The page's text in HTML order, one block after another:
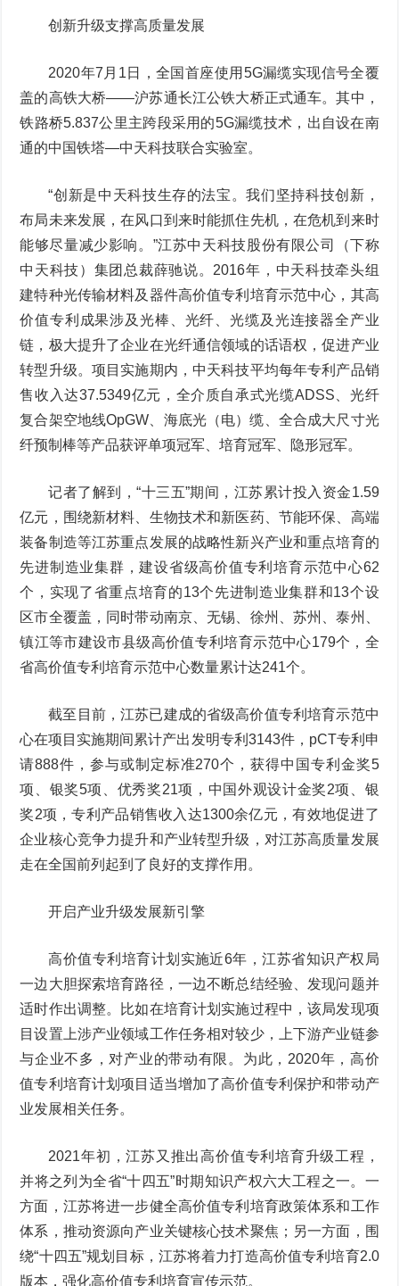
创新升级支撑高质量发展
2020年7月1日，全国首座使用5G漏缆实现信号全覆
盖的高铁大桥——沪苏通长江公铁大桥正式通车。其中，
铁路桥5.837公里主跨段采用的5G漏缆技术，出自设在南
通的中国铁塔—中天科技联合实验室。
“创新是中天科技生存的法宝。我们坚持科技创新，
布局未来发展，在风口到来时能抓住先机，在危机到来时
能够尽量减少影响。”江苏中天科技股份有限公司（下称
中天科技）集团总裁薛驰说。2016年，中天科技牵头组
建特种光传输材料及器件高价值专利培育示范中心，其高
价值专利成果涉及光棒、光纤、光缆及光连接器全产业
链，极大提升了企业在光纤通信领域的话语权，促进产业
转型升级。项目实施期内，中天科技平均每年专利产品销
售收入达37.5349亿元，全介质自承式光缆ADSS、光纤
复合架空地线OpGW、海底光（电）缆、全合成大尺寸光
纤预制棒等产品获评单项冠军、培育冠军、隐形冠军。
记者了解到，“十三五”期间，江苏累计投入资金1.59
亿元，围绕新材料、生物技术和新医药、节能环保、高端
装备制造等江苏重点发展的战略性新兴产业和重点培育的
先进制造业集群，建设省级高价值专利培育示范中心62
个，实现了省重点培育的13个先进制造业集群和13个设
区市全覆盖，同时带动南京、无锡、徐州、苏州、泰州、
镇江等市建设市县级高价值专利培育示范中心179个，全
省高价值专利培育示范中心数量累计达241个。
截至目前，江苏已建成的省级高价值专利培育示范中
心在项目实施期间累计产出发明专利3143件，pCT专利申
请888件，参与或制定标准270个，获得中国专利金奖5
项、银奖5项、优秀奖21项，中国外观设计金奖2项、银
奖2项，专利产品销售收入达1300余亿元，有效地促进了
企业核心竞争力提升和产业转型升级，对江苏高质量发展
走在全国前列起到了良好的支撑作用。
开启产业升级发展新引擎
高价值专利培育计划实施近6年，江苏省知识产权局
一边大胆探索培育路径，一边不断总结经验、发现问题并
适时作出调整。比如在培育计划实施过程中，该局发现项
目设置上涉产业领域工作任务相对较少，上下游产业链参
与企业不多，对产业的带动有限。为此，2020年，高价
值专利培育计划项目适当增加了高价值专利保护和带动产
业发展相关任务。
2021年初，江苏又推出高价值专利培育升级工程，
并将之列为全省“十四五”时期知识产权六大工程之一。一
方面，江苏将进一步健全高价值专利培育政策体系和工作
体系，推动资源向产业关键核心技术聚焦；另一方面，围
绕“十四五”规划目标，江苏将着力打造高价值专利培育2.0
版本，强化高价值专利培育宣传示范。